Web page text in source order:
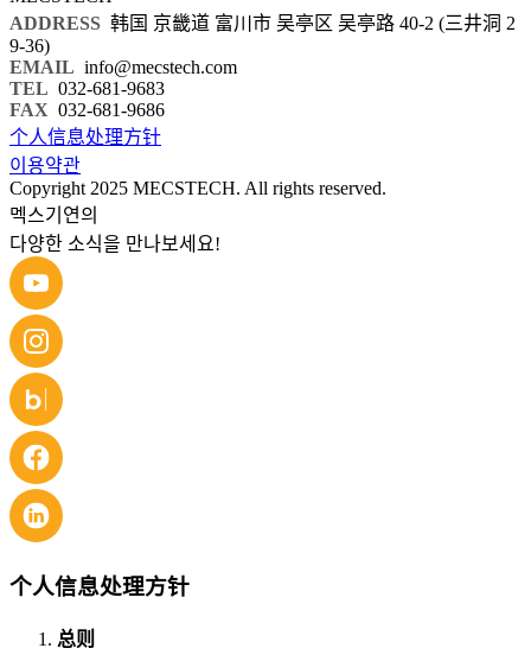
ADDRESS 韩国 京畿道 富川市 吴亭区 吴亭路 40-2 (三井洞 2
9-36)
EMAIL info@mecstech.com
TEL 032-681-9683
FAX 032-681-9686
个人信息处理方针
이용약관
Copyright 2025 MECSTECH. All rights reserved.
멕스기연의
다양한 소식을 만나보세요!
个人信息处理方针
总则